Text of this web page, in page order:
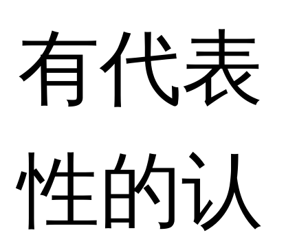
有代表
性的认